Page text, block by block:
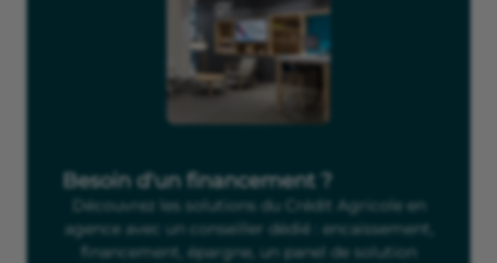
Besoin d'un financement ?
Découvrez les solutions du Crédit Agricole en
agence avec un conseiller dédié : encaissement,
financement, épargne, un panel de solution